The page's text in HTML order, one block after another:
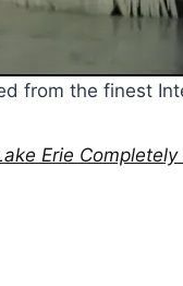
from the finest
Erie